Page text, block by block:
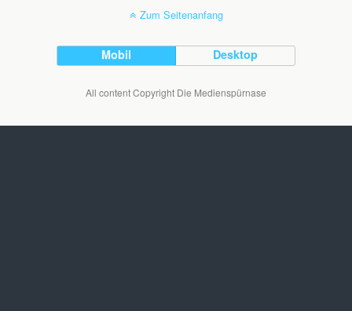
Zum Seitenanfang
Mobil Desktop
All content Copyright Die Medienspürnase